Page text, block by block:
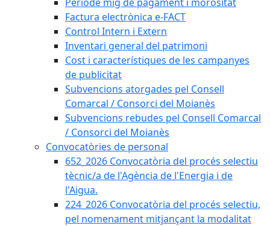
Factura electrònica e-FACT
Control Intern i Extern
Inventari general del patrimoni
Cost i característiques de les campanyes
de publicitat
Subvencions atorgades pel Consell
Comarcal / Consorci del Moianès
Subvencions rebudes pel Consell Comarcal
/ Consorci del Moianès
Convocatòries de personal
652_2026 Convocatòria del procés selectiu
tècnic/a de l'Agència de l'Energia i de
l'Aigua.
224_2026 Convocatòria del procés selectiu,
pel nomenament mitjançant la modalitat